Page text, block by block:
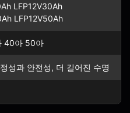
LFP12V30Ah
LFP12V50Ah
40아 50아
성과 안전성, 더 길어진 수명